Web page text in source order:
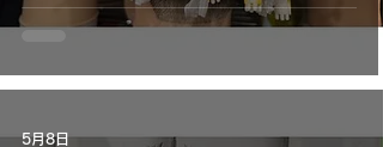
5月8日